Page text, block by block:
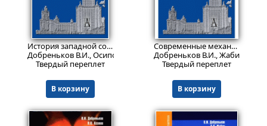
Пред.заказ!
История западной социологии (20-60-е гг.ХХв.)
Добреньков В.И., Осипова Н.Г.
Твердый переплет
В корзину
417₽
Современные механизмы управления социальными изменениями
Добреньков В.И., Жабин А.П.
Твердый переплет
В корзину